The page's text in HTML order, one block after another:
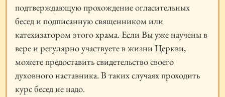
подтверждающую прохождение огласительных
бесед и подписанную священником или
катехизатором этого храма. Если Вы уже научены в
вере и регулярно участвуете в жизни Церкви,
можете предоставить свидетельство своего
духовного наставника. В таких случаях проходить
курс бесед не надо.